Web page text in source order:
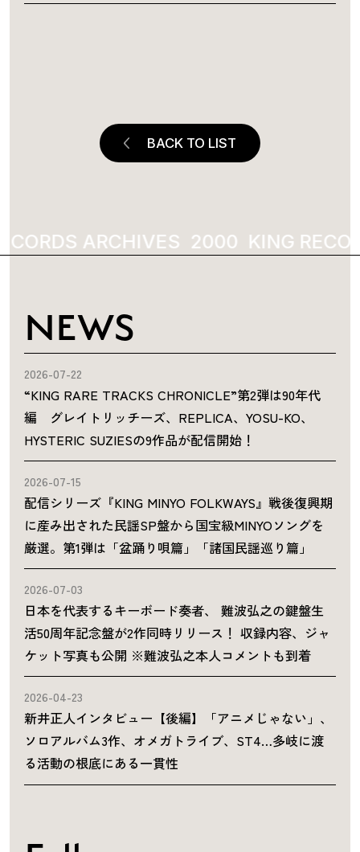
BACK TO LIST
ARCHIVES 2000 KING
NEWS
2026-07-22
“KING RARE TRACKS CHRONICLE”第2弾は90年代
編 グレイトリッチーズ、REPLICA、YOSU-KO、
HYSTERIC SUZIESの9作品が配信開始！
2026-07-15
配信シリーズ『KING MINYO FOLKWAYS』戦後復興期
に産み出された民謡SP盤から国宝級MINYOソングを
厳選。第1弾は「盆踊り唄篇」「諸国民謡巡り篇」
2026-07-03
日本を代表するキーボード奏者、 難波弘之の鍵盤生
活50周年記念盤が2作同時リリース！ 収録内容、ジャ
ケット写真も公開 ※難波弘之本人コメントも到着
2026-04-23
新井正人インタビュー【後編】「アニメじゃない」、
ソロアルバム3作、オメガトライブ、ST4…多岐に渡
る活動の根底にある一貫性